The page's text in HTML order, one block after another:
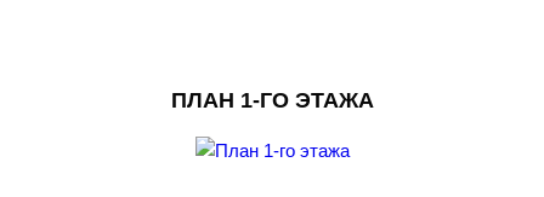
ПЛАН 1-ГО ЭТАЖА